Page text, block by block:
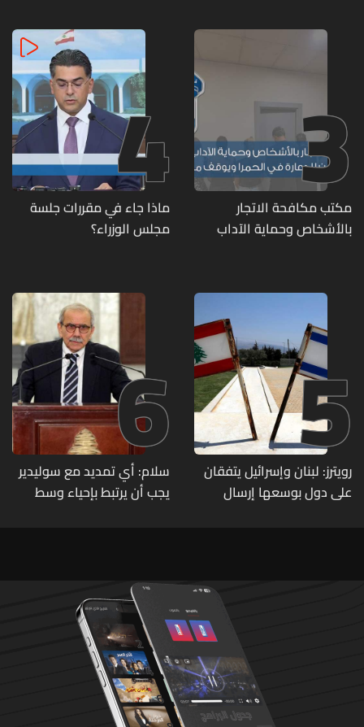
منذ آذار
3
مكتب مكافحة الاتجار
بالأشخاص وحماية الآداب
متورطين
4
ماذا جاء في مقررات جلسة
مجلس الوزراء؟
5
رويترز: لبنان وإسرائيل يتفقان
على دول بوسعها إرسال
6
سلام: أي تمديد مع سوليدير
يجب أن يرتبط بإحياء وسط